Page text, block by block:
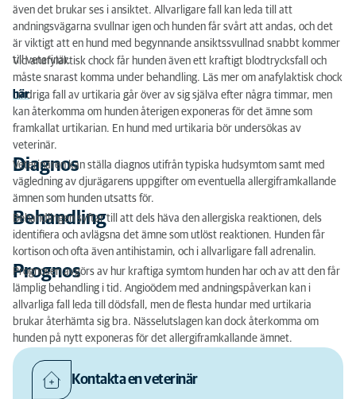
även det brukar ses i ansiktet. Allvarligare fall kan leda till att
andningsvägarna svullnar igen och hunden får svårt att andas, och det
är viktigt att en hund med begynnande ansiktssvullnad snabbt kommer
till veterinär.
Vid anafylaktisk chock får hunden även ett kraftigt blodtrycksfall och
måste snarast komma under behandling. Läs mer om anafylaktisk chock
här.
Lindriga fall av urtikaria går över av sig själva efter några timmar, men
kan återkomma om hunden återigen exponeras för det ämne som
framkallat urtikarian. En hund med urtikaria bör undersökas av
veterinär.
Diagnos
Veterinären kan ställa diagnos utifrån typiska hudsymtom samt med
vägledning av djurägarens uppgifter om eventuella allergiframkallande
ämnen som hunden utsatts för.
Behandling
Behandlingen syftar till att dels häva den allergiska reaktionen, dels
identifiera och avlägsna det ämne som utlöst reaktionen. Hunden får
kortison och ofta även antihistamin, och i allvarligare fall adrenalin.
Prognos
Prognosen avgörs av hur kraftiga symtom hunden har och av att den får
lämplig behandling i tid. Angioödem med andningspåverkan kan i
allvarliga fall leda till dödsfall, men de flesta hundar med urtikaria
brukar återhämta sig bra. Nässelutslagen kan dock återkomma om
hunden på nytt exponeras för det allergiframkallande ämnet.
Kontakta en veterinär